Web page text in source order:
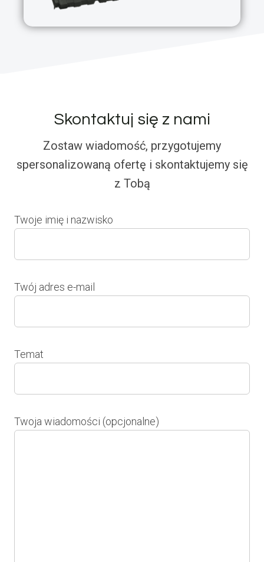
Skontaktuj się z nami
Zostaw wiadomość, przygotujemy
spersonalizowaną ofertę i skontaktujemy się
z Tobą
Twoje imię i nazwisko
Twój adres e-mail
Temat
Twoja wiadomości (opcjonalne)